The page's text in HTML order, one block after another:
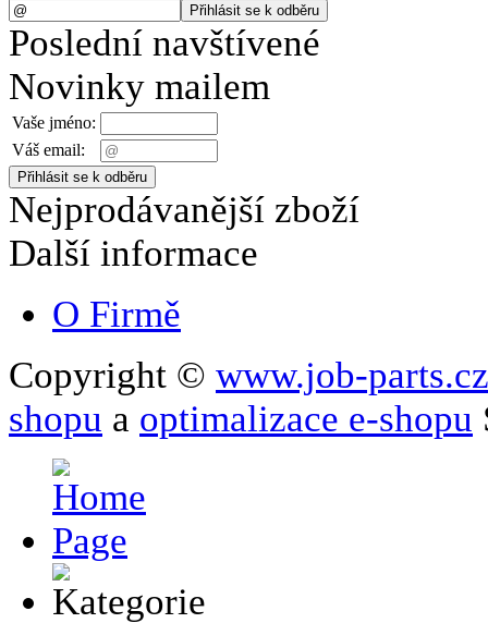
Poslední navštívené
Novinky mailem
Vaše jméno:
Váš email:
Nejprodávanější zboží
Další informace
O Firmě
Copyright © www.job-parts.cz
shopu a optimalizace e-shopu